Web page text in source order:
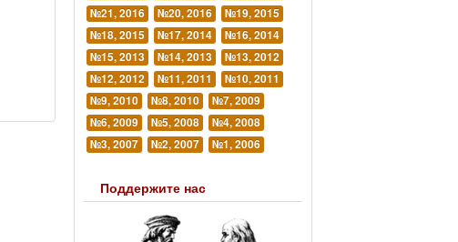
№21, 2016
№20, 2016
№19, 2015
№18, 2015
№17, 2014
№16, 2014
№15, 2013
№14, 2013
№13, 2012
№12, 2012
№11, 2011
№10, 2011
№9, 2010
№8, 2010
№7, 2009
№6, 2009
№5, 2008
№4, 2008
№3, 2007
№2, 2007 №1, 2006
Поддержите нас